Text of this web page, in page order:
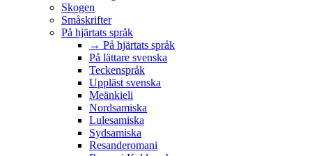
Skogen
Småskrifter
På hjärtats språk
→ På hjärtats språk
På lättare svenska
Teckenspråk
Uppläst svenska
Meänkieli
Nordsamiska
Lulesamiska
Sydsamiska
Resanderomani